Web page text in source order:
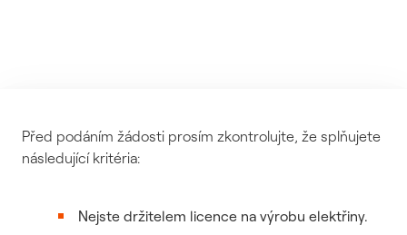
Před podáním žádosti prosím zkontrolujte, že splňujete
následující kritéria:
Nejste držitelem licence na výrobu elektřiny.